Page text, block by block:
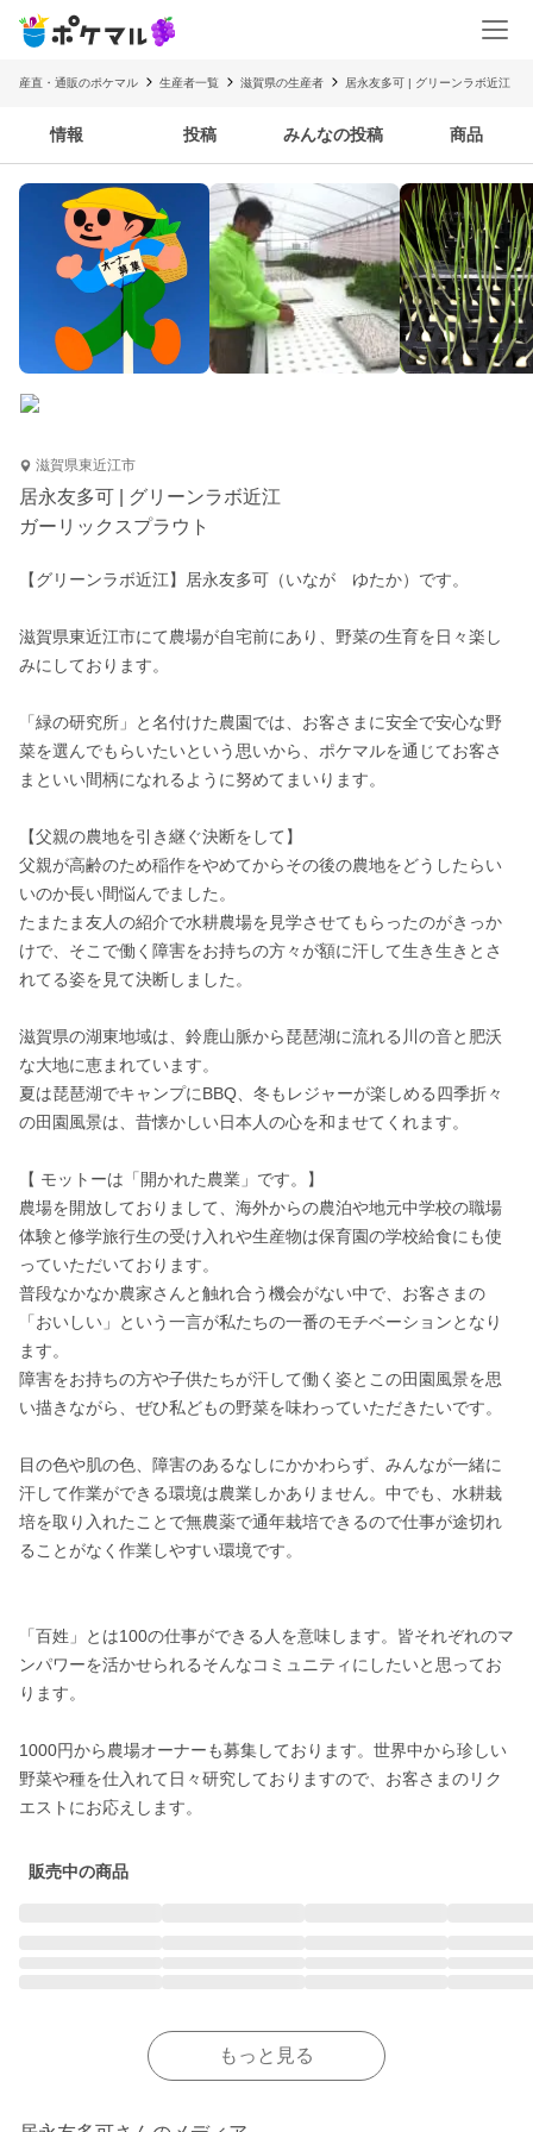
産直・通販のポケマル 生産者一覧 滋賀県の生産者 居永友多可 | グリーンラボ近江
情報 投稿 みんなの投稿 商品
滋賀県東近江市
居永友多可 | グリーンラボ近江
ガーリックスプラウト
【グリーンラボ近江】居永友多可（いなが　ゆたか）です。
滋賀県東近江市にて農場が自宅前にあり、野菜の生育を日々楽し
みにしております。
「緑の研究所」と名付けた農園では、お客さまに安全で安心な野
菜を選んでもらいたいという思いから、ポケマルを通じてお客さ
まといい間柄になれるように努めてまいります。
【父親の農地を引き継ぐ決断をして】
父親が高齢のため稲作をやめてからその後の農地をどうしたらい
いのか長い間悩んでました。
たまたま友人の紹介で水耕農場を見学させてもらったのがきっか
けで、そこで働く障害をお持ちの方々が額に汗して生き生きとさ
れてる姿を見て決断しました。
滋賀県の湖東地域は、鈴鹿山脈から琵琶湖に流れる川の音と肥沃
な大地に恵まれています。
夏は琵琶湖でキャンプにBBQ、冬もレジャーが楽しめる四季折々
の田園風景は、昔懐かしい日本人の心を和ませてくれます。
【 モットーは「開かれた農業」です。】
農場を開放しておりまして、海外からの農泊や地元中学校の職場
体験と修学旅行生の受け入れや生産物は保育園の学校給食にも使
っていただいております。
普段なかなか農家さんと触れ合う機会がない中で、お客さまの
「おいしい」という一言が私たちの一番のモチベーションとなり
ます。
障害をお持ちの方や子供たちが汗して働く姿とこの田園風景を思
い描きながら、ぜひ私どもの野菜を味わっていただきたいです。
目の色や肌の色、障害のあるなしにかかわらず、みんなが一緒に
汗して作業ができる環境は農業しかありません。中でも、水耕栽
培を取り入れたことで無農薬で通年栽培できるので仕事が途切れ
ることがなく作業しやすい環境です。
「百姓」とは100の仕事ができる人を意味します。皆それぞれのマ
ンパワーを活かせられるそんなコミュニティにしたいと思ってお
ります。
1000円から農場オーナーも募集しております。世界中から珍しい
野菜や種を仕入れて日々研究しておりますので、お客さまのリク
エストにお応えします。
販売中の商品
もっと見る